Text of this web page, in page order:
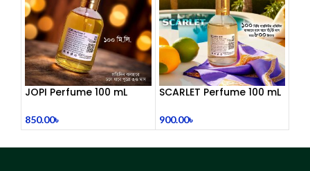
JOPI Perfume 100 mL
850.00৳
SCARLET Perfume 100 mL
900.00৳